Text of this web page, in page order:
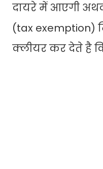
दायरे में आएगी
(tax
क्लीयर कर देते है